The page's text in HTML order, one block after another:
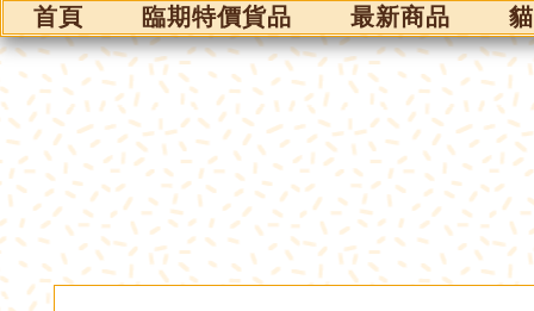
首頁 臨期特價貨品 最新商品